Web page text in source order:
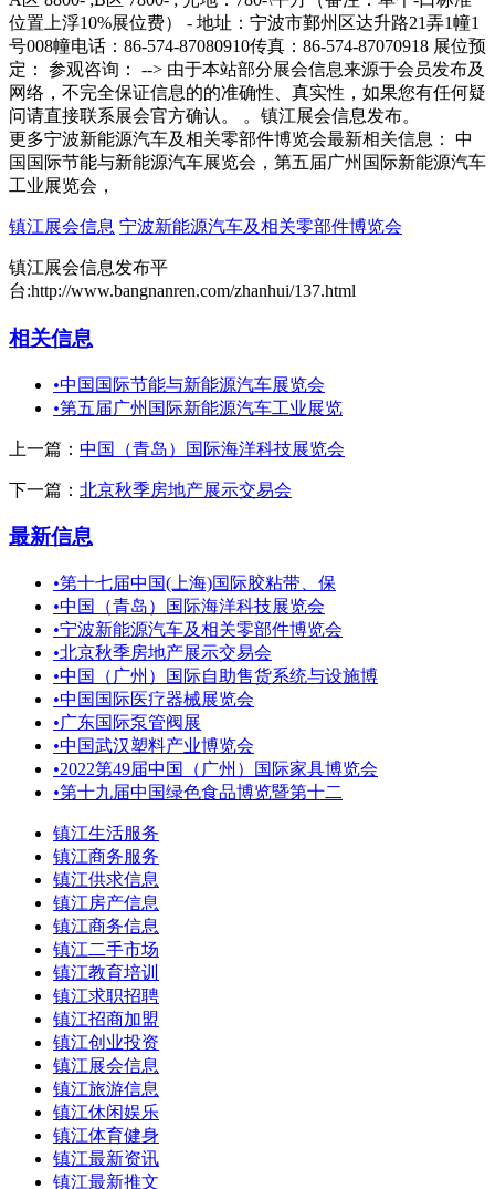
位置上浮10%展位费） - 地址：宁波市鄞州区达升路21弄1幢1
号008幢电话：86-574-87080910传真：86-574-87070918 展位预
定： 参观咨询： --> 由于本站部分展会信息来源于会员发布及
网络，不完全保证信息的的准确性、真实性，如果您有任何疑
问请直接联系展会官方确认。 。镇江展会信息发布。
更多宁波新能源汽车及相关零部件博览会最新相关信息： 中
国国际节能与新能源汽车展览会，第五届广州国际新能源汽车
工业展览会，
镇江展会信息 宁波新能源汽车及相关零部件博览会
镇江展会信息发布平
台:http://www.bangnanren.com/zhanhui/137.html
相关信息
•中国国际节能与新能源汽车展览会
•第五届广州国际新能源汽车工业展览
上一篇： 中国（青岛）国际海洋科技展览会
下一篇： 北京秋季房地产展示交易会
最新信息
•第十七届中国(上海)国际胶粘带、保
•中国（青岛）国际海洋科技展览会
•宁波新能源汽车及相关零部件博览会
•北京秋季房地产展示交易会
•中国（广州）国际自助售货系统与设施博
•中国国际医疗器械展览会
•广东国际泵管阀展
•中国武汉塑料产业博览会
•2022第49届中国（广州）国际家具博览会
•第十九届中国绿色食品博览暨第十二
镇江生活服务
镇江商务服务
镇江供求信息
镇江房产信息
镇江商务信息
镇江二手市场
镇江教育培训
镇江求职招聘
镇江招商加盟
镇江创业投资
镇江展会信息
镇江旅游信息
镇江休闲娱乐
镇江体育健身
镇江最新资讯
镇江最新推文